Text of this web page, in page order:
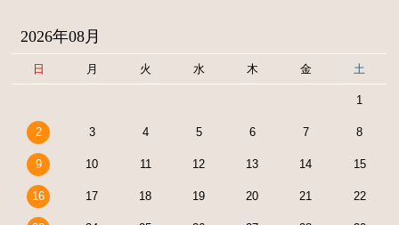
2026年08月
日 月 火 水 木 金 土
1
2 3 4 5 6 7 8
9 10 11 12 13 14 15
16 17 18 19 20 21 22